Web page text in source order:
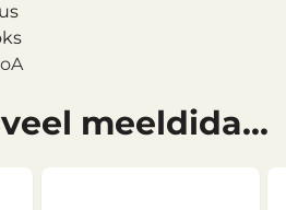
meeldida...